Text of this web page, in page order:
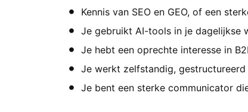
Kennis van SEO en GEO, of een
Je gebruikt AI-tools in je dagelijkse
Je hebt een oprechte interesse in
Je werkt zelfstandig,
Je bent een sterke communicator